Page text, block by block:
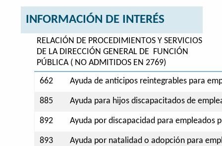
INFORMACIÓN DE INTERÉS
RELACIÓN DE PROCEDIMIENTOS Y SERVICIOS
DE LA DIRECCIÓN GENERAL DE FUNCIÓN
PÚBLICA ( NO ADMITIDOS EN 2769)
662 Ayuda de anticipos reintegrables para
885 Ayuda para hijos discapacitados de
892 Ayuda por discapacidad para empleados
893 Ayuda por natalidad o adopción para